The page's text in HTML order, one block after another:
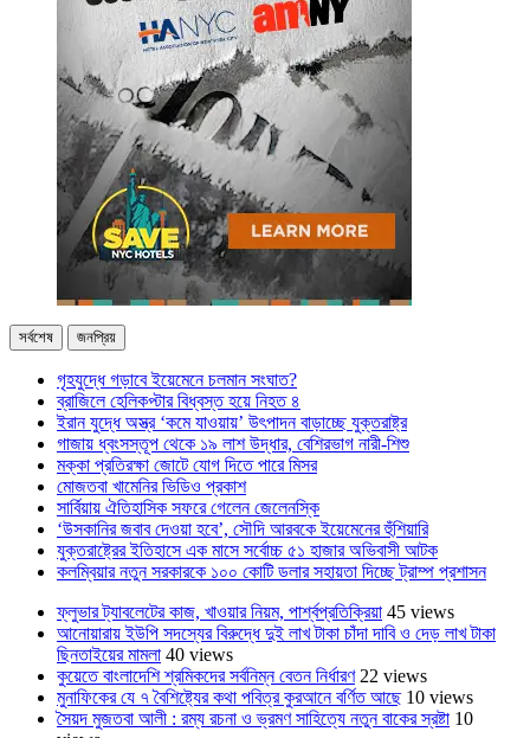
সর্বশেষ জনপ্রিয়
গৃহযুদ্ধে গড়াবে ইয়েমেনে চলমান সংঘাত?
ব্রাজিলে হেলিকপ্টার বিধ্বস্ত হয়ে নিহত ৪
ইরান যুদ্ধে অস্ত্র ‘কমে যাওয়ায়’ উৎপাদন বাড়াচ্ছে যুক্তরাষ্ট্র
গাজায় ধ্বংসস্তূপ থেকে ১৯ লাশ উদ্ধার, বেশিরভাগ নারী-শিশু
মক্কা প্রতিরক্ষা জোটে যোগ দিতে পারে মিসর
মোজতবা খামেনির ভিডিও প্রকাশ
সার্বিয়ায় ঐতিহাসিক সফরে গেলেন জেলেনস্কি
‘উসকানির জবাব দেওয়া হবে’, সৌদি আরবকে ইয়েমেনের হুঁশিয়ারি
যুক্তরাষ্ট্রের ইতিহাসে এক মাসে সর্বোচ্চ ৫১ হাজার অভিবাসী আটক
কলম্বিয়ার নতুন সরকারকে ১০০ কোটি ডলার সহায়তা দিচ্ছে ট্রাম্প প্রশাসন
ফ্লুভার ট্যাবলেটের কাজ, খাওয়ার নিয়ম, পার্শ্বপ্রতিক্রিয়া 45 views
আনোয়ারায় ইউপি সদস্যের বিরুদ্ধে দুই লাখ টাকা চাঁদা দাবি ও দেড় লাখ টাকা
ছিনতাইয়ের মামলা 40 views
কুয়েতে বাংলাদেশি শ্রমিকদের সর্বনিম্ন বেতন নির্ধারণ 22 views
মুনাফিকের যে ৭ বৈশিষ্ট্যের কথা পবিত্র কুরআনে বর্ণিত আছে 10 views
সৈয়দ মুজতবা আলী : রম্য রচনা ও ভ্রমণ সাহিত্যে নতুন বাকের স্রষ্টা 10